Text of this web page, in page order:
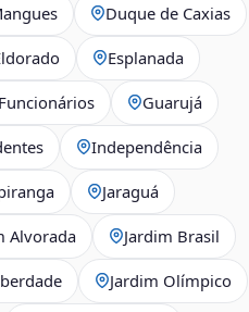
Duque de Caxias
Esplanada
Funcionários Guarujá
Independência
Jaraguá
Alvorada Jardim Brasil
Jardim Olímpico